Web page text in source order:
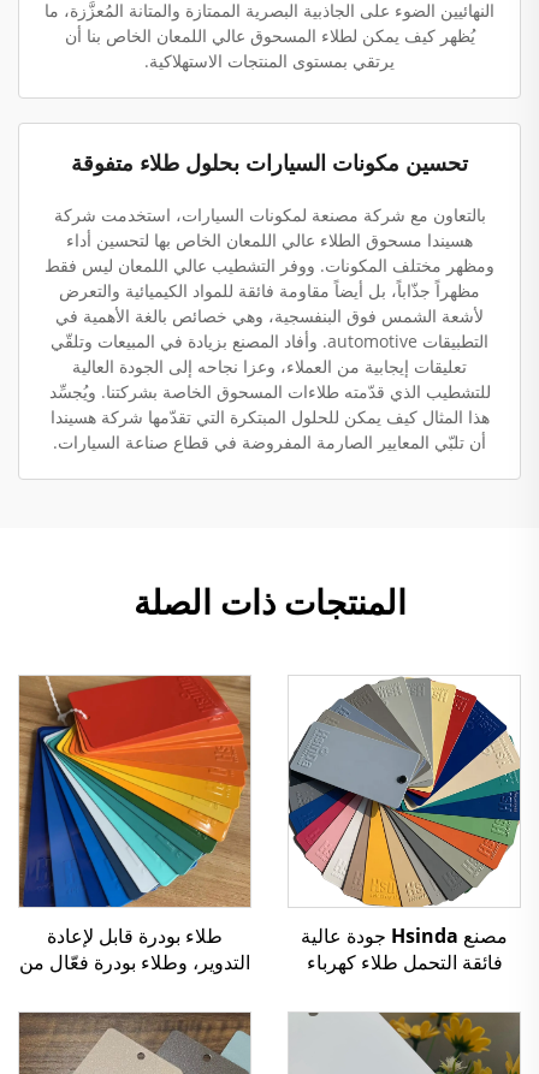
النهائيين الضوء على الجاذبية البصرية الممتازة والمتانة المُعزَّزة، ما
يُظهر كيف يمكن لطلاء المسحوق عالي اللمعان الخاص بنا أن
يرتقي بمستوى المنتجات الاستهلاكية.
تحسين مكونات السيارات بحلول طلاء متفوقة
بالتعاون مع شركة مصنعة لمكونات السيارات، استخدمت شركة
هسيندا مسحوق الطلاء عالي اللمعان الخاص بها لتحسين أداء
ومظهر مختلف المكونات. ووفر التشطيب عالي اللمعان ليس فقط
مظهراً جذّاباً، بل أيضاً مقاومة فائقة للمواد الكيميائية والتعرض
لأشعة الشمس فوق البنفسجية، وهي خصائص بالغة الأهمية في
التطبيقات automotive. وأفاد المصنع بزيادة في المبيعات وتلقّي
تعليقات إيجابية من العملاء، وعزا نجاحه إلى الجودة العالية
للتشطيب الذي قدّمته طلاءات المسحوق الخاصة بشركتنا. ويُجسِّد
هذا المثال كيف يمكن للحلول المبتكرة التي تقدّمها شركة هسيندا
أن تلبّي المعايير الصارمة المفروضة في قطاع صناعة السيارات.
المنتجات ذات الصلة
مصنع Hsinda جودة عالية
فائقة التحمل طلاء كهرباء
شكل مسحوق بخاخ متوفر في
المخزن
طلاء بودرة قابل لإعادة
التدوير، وطلاء بودرة فعّال من
لتطبيق الرش